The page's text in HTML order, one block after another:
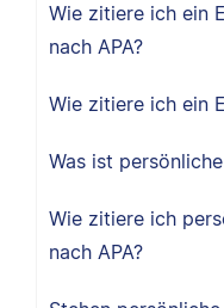
Wie zitiere ich ein
nach APA?
Wie zitiere ich ein
Was ist
Wie zitiere ich
nach APA?